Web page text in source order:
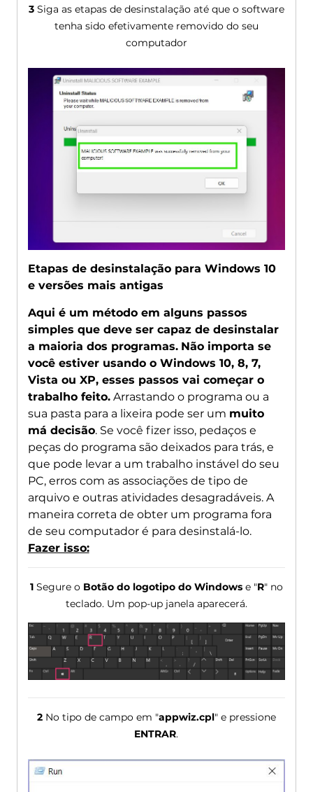
3Siga as etapas de desinstalação até que o software
tenha sido efetivamente removido do seu
computador
Etapas de desinstalação para Windows 10
e versões mais antigas
Aqui é um método em alguns passos
simples que deve ser capaz de desinstalar
a maioria dos programas. Não importa se
você estiver usando o Windows 10, 8, 7,
Vista ou XP, esses passos vai começar o
trabalho feito.Arrastando o programa ou a
sua pasta para a lixeira pode ser um muito
má decisão. Se você fizer isso, pedaços e
peças do programa são deixados para trás, e
que pode levar a um trabalho instável do seu
PC, erros com as associações de tipo de
arquivo e outras atividades desagradáveis. A
maneira correta de obter um programa fora
de seu computador é para desinstalá-lo.
Fazer isso:
1Segure o Botão do logotipo do Windowse "R" no
teclado. Um pop-up janela aparecerá.
2No tipo de campo em "appwiz.cpl" e pressione
ENTRAR.